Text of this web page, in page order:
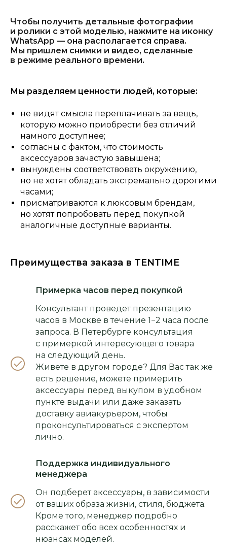
Чтобы получить детальные фотографии
и ролики с этой моделью, нажмите на иконку
WhatsApp — она располагается справа.
Мы пришлем снимки и видео, сделанные
в режиме реального времени.
Мы разделяем ценности людей, которые:
не видят смысла переплачивать за вещь,
которую можно приобрести без отличий
намного доступнее;
согласны с фактом, что стоимость
аксессуаров зачастую завышена;
вынуждены соответствовать окружению,
но не хотят обладать экстремально дорогими
часами;
присматриваются к люксовым брендам,
но хотят попробовать перед покупкой
аналогичные доступные варианты.
Преимущества заказа в TENTIME
Примерка часов перед покупкой
Консультант проведет презентацию
часов в Москве в течение 1−2 часа после
запроса. В Петербурге консультация
с примеркой интересующего товара
на следующий день.
Живете в другом городе? Для Вас так же
есть решение, можете примерить
аксессуары перед выкупом в удобном
пункте выдачи или даже заказать
доставку авиакурьером, чтобы
проконсультироваться с экспертом
лично.
Поддержка индивидуального
менеджера
Он подберет аксессуары, в зависимости
от ваших образа жизни, стиля, бюджета.
Кроме того, менеджер подробно
расскажет обо всех особенностях и
нюансах моделей.